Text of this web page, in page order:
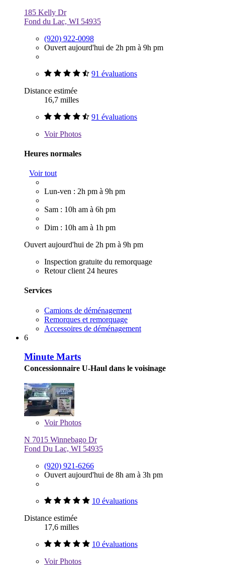
185 Kelly Dr
Fond du Lac, WI 54935
(920) 922-0098
Ouvert aujourd'hui de 2h pm à 9h pm
91 évaluations
Distance estimée
16,7 milles
91 évaluations
VoirPhotos
Heures normales
Voir tout
Lun-ven : 2h pm à 9h pm
Sam : 10h am à 6h pm
Dim : 10h am à 1h pm
Ouvert aujourd'hui de 2h pm à 9h pm
Inspection gratuite du remorquage
Retour client 24 heures
Services
Camions de déménagement
Remorques et remorquage
Accessoires de déménagement
6
Minute Marts
Concessionnaire U-Haul dans le voisinage
VoirPhotos
N 7015 Winnebago Dr
Fond Du Lac, WI 54935
(920) 921-6266
Ouvert aujourd'hui de 8h am à 3h pm
10 évaluations
Distance estimée
17,6 milles
10 évaluations
VoirPhotos